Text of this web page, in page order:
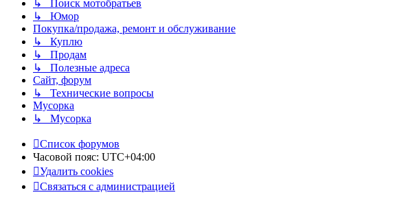
↳ Поиск мотобратьев
↳ Юмор
Покупка/продажа, ремонт и обслуживание
↳ Куплю
↳ Продам
↳ Полезные адреса
Сайт, форум
↳ Технические вопросы
Мусорка
↳ Мусорка
Список форумов
Часовой пояс: UTC+04:00
Удалить cookies
Связаться с администрацией